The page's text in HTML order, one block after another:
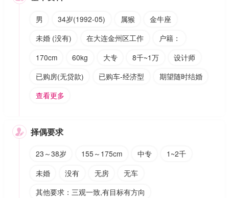
男 34岁(1992-05) 属猴
金牛座
未婚 (没有)
在大连金州区工作
户籍：
170cm
60kg 大专 8千~1万
设计师
已购房(无贷款)
已购车-经济型
期望随时结婚
查看更多
 择偶要求
23～38岁 155～175cm 中专
1~2千
未婚
没有 无房
无车
其他要求：三观一致,有目标有方向